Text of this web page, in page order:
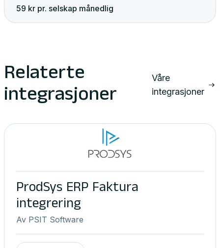
59 kr pr. selskap månedlig
Relaterte
integrasjoner
Våre
integrasjoner
ProdSys ERP Faktura
integrering
Av PSIT Software